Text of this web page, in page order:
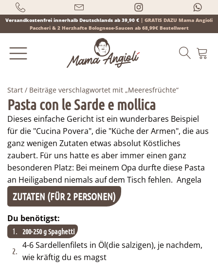
Versandkostenfrei innerhalb Deutschlands ab 39,90 € | GRATIS DAZU Mama Angioli
Paccheri & 2 Herzhafte Bolognese-Saucen ab 68,99€ Bestellwert
Products
search
Start / Beiträge verschlagwortet mit „Meeresfrüchte“
Pasta con le Sarde e mollica
Dieses einfache Gericht ist ein wunderbares Beispiel
für die "Cucina Povera", die "Küche der Armen", die aus
ganz wenigen Zutaten etwas absolut Köstliches
zaubert. Für uns hatte es aber immer einen ganz
besonderen Platz: Bei meinem Opa durfte diese Pasta
an Heiligabend niemals auf dem Tisch fehlen. Angela
ZUTATEN (FÜR 2 PERSONEN)
Du benötigst:
1. 200-250 g Spaghetti
2.
4-6 Sardellenfilets in Öl(die salzigen), je nachdem,
wie kräftig du es magst